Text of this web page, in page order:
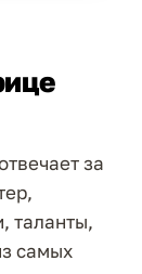
за
таланты,
самых